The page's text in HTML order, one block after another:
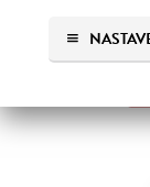
Zasielame do